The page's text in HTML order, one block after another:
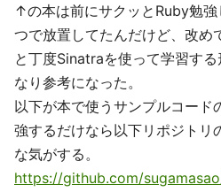
↑の本は前にサクッとRuby勉
つで放置してたんだけど、改め
と丁度Sinatraを使って学習す
なり参考になった。
以下が本で使うサンプルコー
強するだけなら以下リポジトリ
な気がする。
https://github.com/